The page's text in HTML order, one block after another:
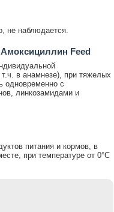
не наблюдается.
Feed
в анамнезе), при тяжелых
одновременно с
линкозамидами и
питания и кормов, в
при температуре от 0°С